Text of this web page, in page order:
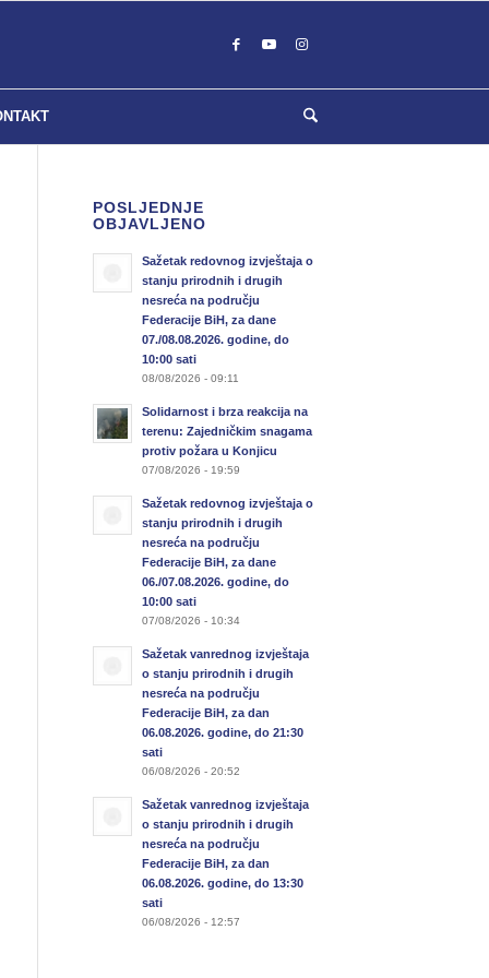
POSLJEDNJE
OBJAVLJENO
Sažetak redovnog izvještaja o
stanju prirodnih i drugih
nesreća na području
Federacije BiH, za dane
07./08.08.2026. godine, do
10:00 sati
08/08/2026 - 09:11
Solidarnost i brza reakcija na
terenu: Zajedničkim snagama
protiv požara u Konjicu
07/08/2026 - 19:59
Sažetak redovnog izvještaja o
stanju prirodnih i drugih
nesreća na području
Federacije BiH, za dane
06./07.08.2026. godine, do
10:00 sati
07/08/2026 - 10:34
Sažetak vanrednog izvještaja
o stanju prirodnih i drugih
nesreća na području
Federacije BiH, za dan
06.08.2026. godine, do 21:30
sati
06/08/2026 - 20:52
Sažetak vanrednog izvještaja
o stanju prirodnih i drugih
nesreća na području
Federacije BiH, za dan
06.08.2026. godine, do 13:30
sati
06/08/2026 - 12:57